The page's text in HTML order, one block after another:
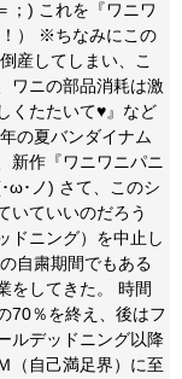
；) これを『ワニワ
） ※ちなみにこの
産してしまい、こ
ワニの部品消耗は激
くたたいて♥』など
の夏バンダイナム
新作『ワニワニパニ
ω･ノ) さて、このシ
いていいのだろう
ドニング）を中止し
自粛期間でもある
をしてきた。 時間
70％を終え、後はフ
ルデッドニング以降
（自己満足界）に至